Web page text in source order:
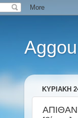
ΚΥΡΙΑΚΉ